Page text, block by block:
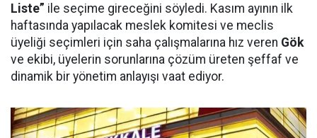
Liste” ile seçime gireceğini söyledi. Kasım ayının ilk
haftasında yapılacak meslek komitesi ve meclis
üyeliği seçimleri için saha çalışmalarına hız veren Gök
ve ekibi, üyelerin sorunlarına çözüm üreten şeffaf ve
dinamik bir yönetim anlayışı vaat ediyor.